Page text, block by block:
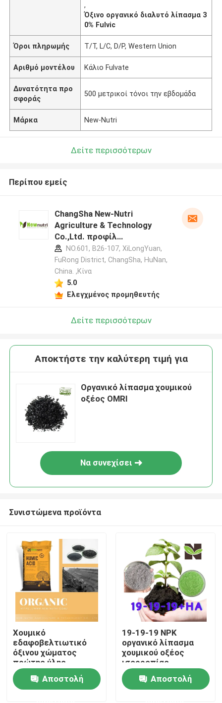
Σπίτι
Προϊόντα
,
Όξινο οργανικό διαλυτό λίπασμα 3
0% Fulvic
Όροι πληρωμής T/T, L/C, D/P, Western Union
Αριθμό μοντέλου Κάλιο Fulvate
Δυνατότητα προ
σφοράς
500 μετρικοί τόνοι την εβδομάδα
Μάρκα New-Nutri
Δείτε περισσότερων
Περίπου εμείς
ChangSha New-Nutri
Agriculture & Technology
Co.,Ltd. προφίλ
κατασκευαστή
NO.601, B26-107, XiLongYuan,
FuRong District, ChangSha, HuNan,
China. ,Κίνα
5.0
Ελεγχμένος προμηθευτής
Δείτε περισσότερων
Αποκτήστε την καλύτερη τιμή για
Οργανικό λίπασμα χουμικού
οξέος OMRI
Να συνεχίσει
Συνιστώμενα προϊόντα
Χουμικό
εδαφοβελτιωτικό
όξινου χώματος
πρώτης ύλης
Αποστολή
19-19-19 NPK
οργανικό λίπασμα
χουμικού οξέος
ισορροπίας
υδροδιαλυτό
Αποστολή